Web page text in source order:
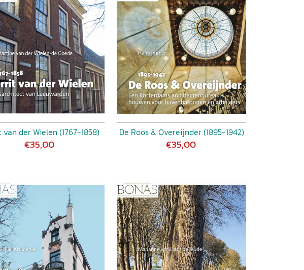
der Wielen (1767-1858)
€35,00
De Roos & Overeijnder (1895-1942)
€35,00